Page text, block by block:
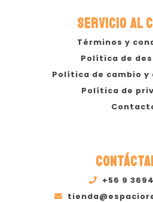
SERVICIO AL
Términos y
Política de
Política de cambio y
Política de
+56 9